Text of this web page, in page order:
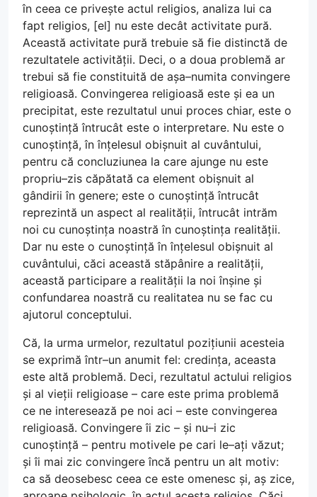
în ceea ce privește actul religios, analiza lui ca
fapt religios, [el] nu este decât activitate pură.
Această activitate pură trebuie să fie distinctă de
rezultatele activității. Deci, o a doua problemă ar
trebui să fie constituită de așa–numita convingere
religioasă. Convingerea religioasă este și ea un
precipitat, este rezultatul unui proces chiar, este o
cunoștință întrucât este o interpretare. Nu este o
cunoștință, în înțelesul obișnuit al cuvântului,
pentru că concluziunea la care ajunge nu este
propriu–zis căpătată ca element obișnuit al
gândirii în genere; este o cunoștință întrucât
reprezintă un aspect al realității, întrucât intrăm
noi cu cunoștința noastră în cunoștința realității.
Dar nu este o cunoștință în înțelesul obișnuit al
cuvântului, căci această stăpânire a realității,
această participare a realității la noi înșine și
confundarea noastră cu realitatea nu se fac cu
ajutorul conceptului.
Că, la urma urmelor, rezultatul pozițiunii acesteia
se exprimă într–un anumit fel: credința, aceasta
este altă problemă. Deci, rezultatul actului religios
și al vieții religioase – care este prima problemă
ce ne interesează pe noi aci – este convingerea
religioasă. Convingere îi zic – și nu–i zic
cunoștință – pentru motivele pe cari le–ați văzut;
și îi mai zic convingere încă pentru un alt motiv:
ca să deosebesc ceea ce este omenesc și, aș zice,